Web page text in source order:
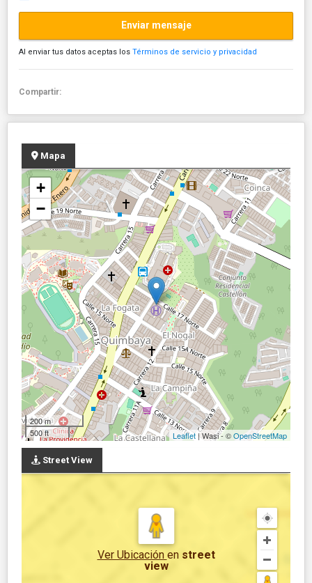
Enviar mensaje
Al enviar tus datos aceptas los Términos de servicio y privacidad
Compartir:
Mapa
+
−
200 m
500 ft
Leaflet| Wasi - ©OpenStreetMap
Street View
Ver Ubicación en street
view